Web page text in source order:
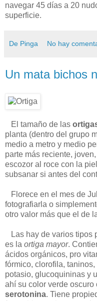
navegar 45 días a 20
superficie.
De Pinga No hay
Un mata bichos
El tamaño de las
planta (dentro del grupo
medio a metro y medio
parte más reciente,
escozor al roce con la
subsanar si antes del
Florece en el mes de
fotografiarla o
otro valor más que el de
Las hay de varios tipos
es la ortiga mayor.
ácidos orgánicos, pro
fórmico, clorofila,
potasio, glucoquininas y
ahí su color verde
serotonina. Tiene